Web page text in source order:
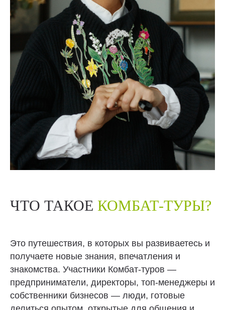
ЧТО ТАКОЕ КОМБАТ-ТУРЫ?
Это путешествия, в которых вы развиваетесь и
получаете новые знания, впечатления и
знакомства. Участники Комбат-туров —
предприниматели, директоры, топ-менеджеры и
собственники бизнесов — люди, готовые